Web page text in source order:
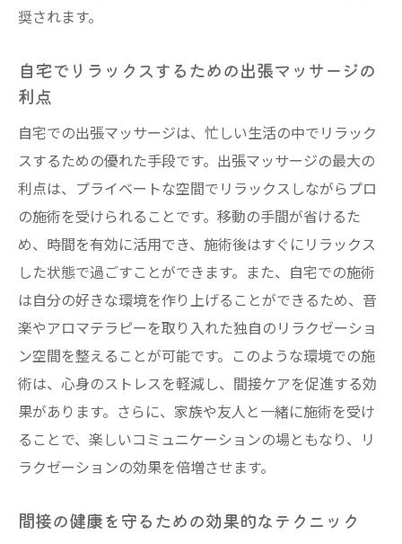
体の状態を改善するための専門的なアドバ
セラピストの観点から見る体の変化
施術後の持続的な効果の秘訣
カウンセリングから始まる効果的なケア
セラピストとの信頼関係がもたらす効果
間接ケアに最適な出張マッサージの具体的な効
果とは
出張マッサージがもたらす具体的な健康効
間接の痛みを軽減する施術の流れ
プロによる間接ケアのアプローチ法
施術がもたらす精神的なリラクゼーション
持続的な健康維持のための具体策
日常生活へのポジティブな影響
メソッド
奨されます。
自宅でリラックスするための出張マッサージの
利点
自宅での出張マッサージは、忙しい生活の中でリラック
スするための優れた手段です。出張マッサージの最大の
利点は、プライベートな空間でリラックスしながらプロ
の施術を受けられることです。移動の手間が省けるた
め、時間を有効に活用でき、施術後はすぐにリラックス
した状態で過ごすことができます。また、自宅での施術
は自分の好きな環境を作り上げることができるため、音
楽やアロマテラピーを取り入れた独自のリラクゼーショ
ン空間を整えることが可能です。このような環境での施
術は、心身のストレスを軽減し、間接ケアを促進する効
果があります。さらに、家族や友人と一緒に施術を受け
ることで、楽しいコミュニケーションの場ともなり、リ
ラクゼーションの効果を倍増させます。
間接の健康を守るための効果的なテクニック